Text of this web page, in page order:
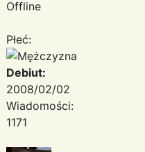
Offline
Płeć:
Debiut:
2008/02/02
Wiadomości:
1171